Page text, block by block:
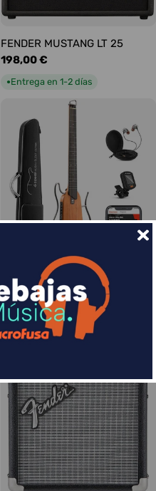
FENDER MUSTANG LT 25
Precio
habitual
198,00 €
●Entrega en 1-2 días
DONNER HUSH-I Silent Guitar
Caoba
Precio
habitual
339,00 €
Entrega en 1-2 días